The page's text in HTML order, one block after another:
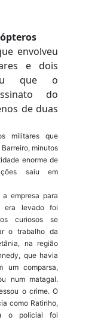
envolveu
e dois
que o
do
de duas
militares que
minutos
enorme de
saiu em
empresa para
era levado foi
curiosos se
o trabalho da
na região
que havia
um comparsa,
num matagal.
o crime. O
como Ratinho,
o policial foi